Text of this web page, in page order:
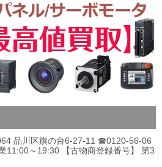
品川区旗の台6-27-11 ☎0120-56-06
～19:30 【古物商登録番号】 第3